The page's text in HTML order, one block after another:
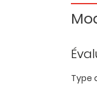
Type